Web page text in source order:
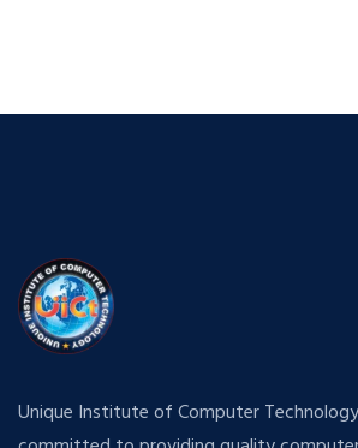
Unique Institute of Computer